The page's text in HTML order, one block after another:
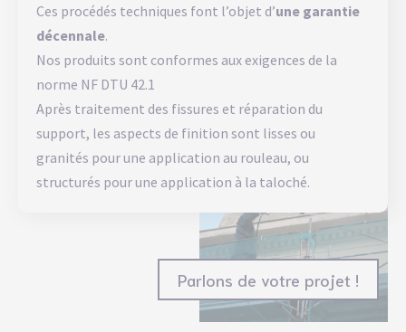
Ces procédés techniques font l’objet d’une garantie
décennale.
Nos produits sont conformes aux exigences de la
norme NF DTU 42.1
Après traitement des fissures et réparation du
support, les aspects de finition sont lisses ou
granités pour une application au rouleau, ou
structurés pour une application à la taloché.
Parlons de votre projet !